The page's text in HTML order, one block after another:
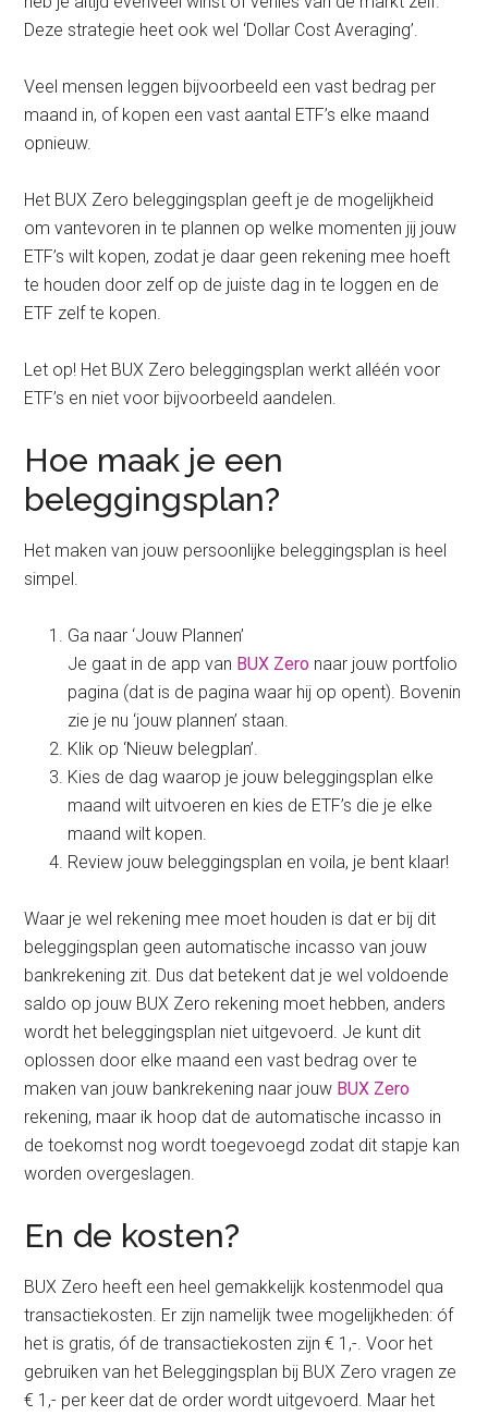
Deze strategie heet ook wel ‘Dollar Cost Averaging’.
Veel mensen leggen bijvoorbeeld een vast bedrag per
maand in, of kopen een vast aantal ETF’s elke maand
opnieuw.
Het BUX Zero beleggingsplan geeft je de mogelijkheid
om vantevoren in te plannen op welke momenten jij jouw
ETF’s wilt kopen, zodat je daar geen rekening mee hoeft
te houden door zelf op de juiste dag in te loggen en de
ETF zelf te kopen.
Let op! Het BUX Zero beleggingsplan werkt alléén voor
ETF’s en niet voor bijvoorbeeld aandelen.
Hoe maak je een
beleggingsplan?
Het maken van jouw persoonlijke beleggingsplan is heel
simpel.
Ga naar ‘Jouw Plannen’
Je gaat in de app van BUX Zero naar jouw portfolio
pagina (dat is de pagina waar hij op opent). Bovenin
zie je nu ‘jouw plannen’ staan.
Klik op ‘Nieuw belegplan’.
Kies de dag waarop je jouw beleggingsplan elke
maand wilt uitvoeren en kies de ETF’s die je elke
maand wilt kopen.
Review jouw beleggingsplan en voila, je bent klaar!
Waar je wel rekening mee moet houden is dat er bij dit
beleggingsplan geen automatische incasso van jouw
bankrekening zit. Dus dat betekent dat je wel voldoende
saldo op jouw BUX Zero rekening moet hebben, anders
wordt het beleggingsplan niet uitgevoerd. Je kunt dit
oplossen door elke maand een vast bedrag over te
maken van jouw bankrekening naar jouw BUX Zero
rekening, maar ik hoop dat de automatische incasso in
de toekomst nog wordt toegevoegd zodat dit stapje kan
worden overgeslagen.
En de kosten?
BUX Zero heeft een heel gemakkelijk kostenmodel qua
transactiekosten. Er zijn namelijk twee mogelijkheden: óf
het is gratis, óf de transactiekosten zijn € 1,-. Voor het
gebruiken van het Beleggingsplan bij BUX Zero vragen ze
€ 1,- per keer dat de order wordt uitgevoerd. Maar het